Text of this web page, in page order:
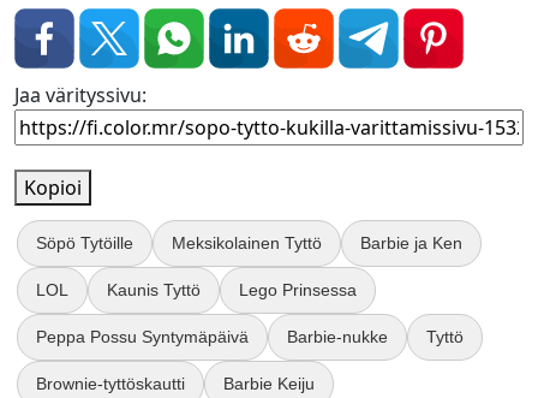
Jaa värityssivu:
Kopioi
Söpö Tytöille Meksikolainen Tyttö Barbie ja Ken
LOL Kaunis Tyttö Lego Prinsessa
Peppa Possu Syntymäpäivä Barbie-nukke Tyttö
Brownie-tyttöskautti Barbie Keiju